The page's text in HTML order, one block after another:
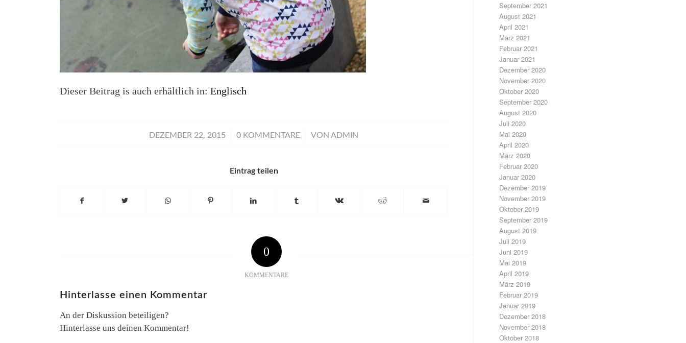
Dieser Beitrag is auch erhältlich in:Englisch
DEZEMBER 22, 2015
/ 0 KOMMENTARE
/ VONADMIN
Eintrag teilen
0
KOMMENTARE
Hinterlasse einen Kommentar
An der Diskussion beteiligen?
Hinterlasse uns deinen Kommentar!
September 2021
August 2021
April 2021
März 2021
Februar 2021
Januar 2021
Dezember 2020
November 2020
Oktober 2020
September 2020
August 2020
Juli 2020
Mai 2020
April 2020
März 2020
Februar 2020
Januar 2020
Dezember 2019
November 2019
Oktober 2019
September 2019
August 2019
Juli 2019
Juni 2019
Mai 2019
April 2019
März 2019
Februar 2019
Januar 2019
Dezember 2018
November 2018
Oktober 2018